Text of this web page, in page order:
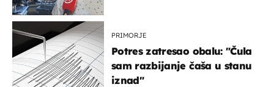
PRIMORJE
Potres zatresao obalu: "Čula
sam razbijanje čaša u stanu
iznad"